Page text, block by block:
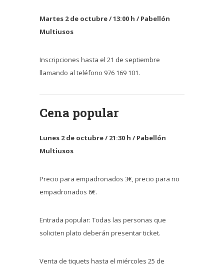
Martes 2 de octubre / 13:00 h / Pabellón
Multiusos
Inscripciones hasta el 21 de septiembre
llamando al teléfono 976 169 101.
Cena popular
Lunes 2 de octubre / 21:30 h / Pabellón
Multiusos
Precio para empadronados 3€, precio para no
empadronados 6€.
Entrada popular: Todas las personas que
soliciten plato deberán presentar ticket.
Venta de tiquets hasta el miércoles 25 de